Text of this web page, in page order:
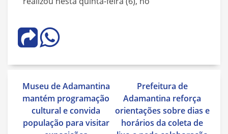
Navegação
de
Post
Museu de Adamantina
mantém programação
cultural e convida
população para visitar
Prefeitura de
Adamantina reforça
orientações sobre dias e
horários da coleta de